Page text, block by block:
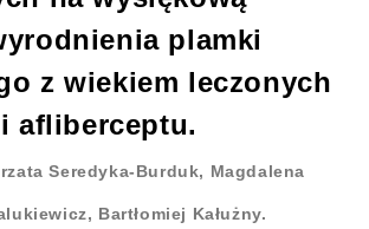
plamki
z wiekiem leczonych
afliberceptu.
Seredyka-Burduk, Magdalena
Bartłomiej Kałużny.